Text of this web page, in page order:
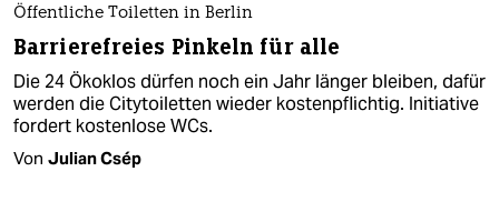
Öffentliche Toiletten in Berlin
Barriere­freies Pinkeln für alle
Die 24 Ökoklos dürfen noch ein Jahr länger bleiben, dafür
werden die Citytoiletten wieder kostenpflichtig. Initiative
fordert kostenlose WCs.
Von Julian Csép